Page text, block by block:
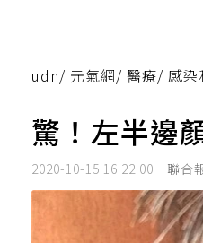
udn/ 元氣網/ 醫療/ 感染
驚！左半邊
2020-10-15 16:22:00 聯合